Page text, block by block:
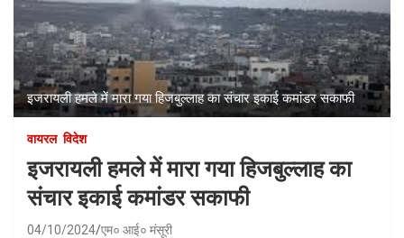
इजरायली हमले में मारा गया हिजबुल्लाह का संचार इकाई कमांडर सकाफी
वायरल विदेश
इजरायली हमले में मारा गया हिजबुल्लाह का
संचार इकाई कमांडर सकाफी
04/10/2024 एम० आई० मंसूरी